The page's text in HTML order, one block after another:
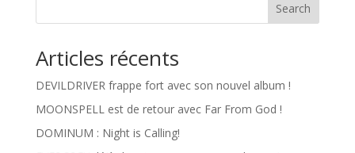
Search
Articles récents
DEVILDRIVER frappe fort avec son nouvel album !
MOONSPELL est de retour avec Far From God !
DOMINUM : Night is Calling!